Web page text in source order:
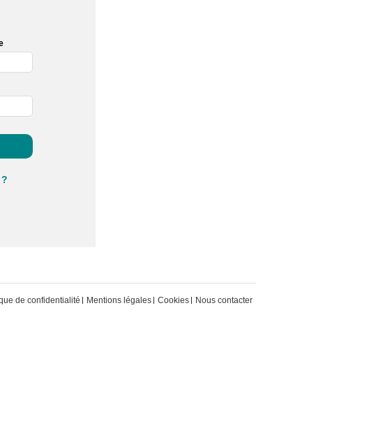
de confidentialité Mentions légales Cookies Nous contacter